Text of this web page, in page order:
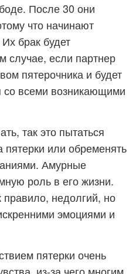
После 30 они
что начинают
брак будет
случае, если партнер
пятерочника и будет
со всеми возникающими
так это пытаться
пятерки или обременять
Амурные
роль в его жизни.
правило, недолгий, но
эмоциями и
пятерки очень